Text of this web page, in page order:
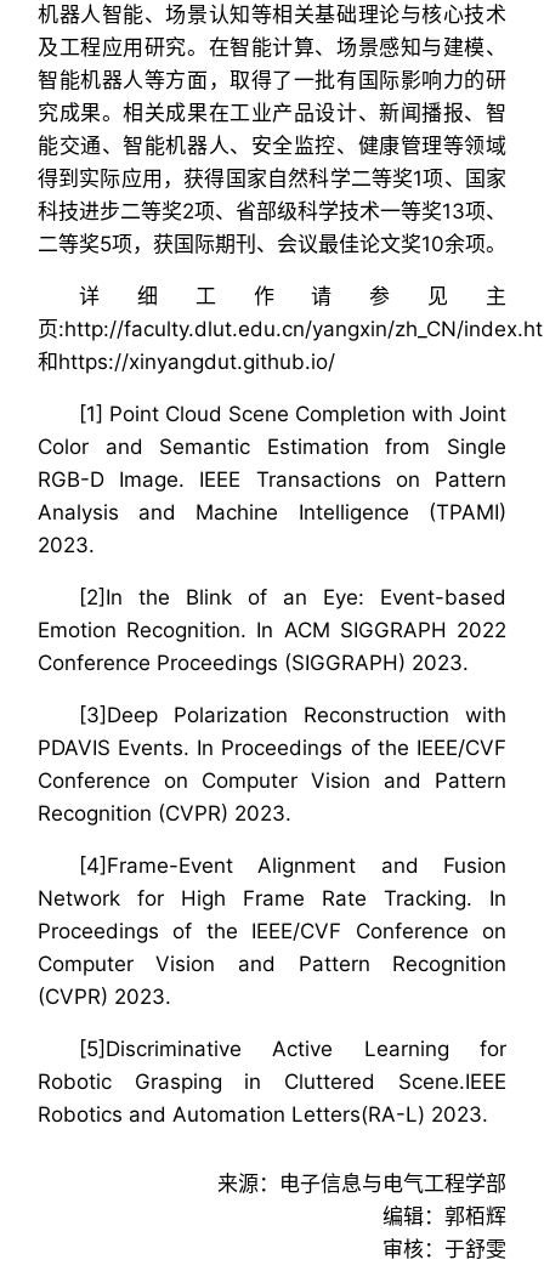
机器人智能、场景认知等相关基础理论与核心技术
及工程应用研究。在智能计算、场景感知与建模、
智能机器人等方面，取得了一批有国际影响力的研
究成果。相关成果在工业产品设计、新闻播报、智
能交通、智能机器人、安全监控、健康管理等领域
得到实际应用，获得国家自然科学二等奖1项、国家
科技进步二等奖2项、省部级科学技术一等奖13项、
二等奖5项，获国际期刊、会议最佳论文奖10余项。
详细工作请参见主
页:http://faculty.dlut.edu.cn/yangxin/zh_CN/
和https://xinyangdut.github.io/
[1] Point Cloud Scene Completion with Joint
Color and Semantic Estimation from Single
RGB-D Image. IEEE Transactions on Pattern
Analysis and Machine Intelligence (TPAMI)
2023.
[2]In the Blink of an Eye: Event-based
Emotion Recognition. In ACM SIGGRAPH 2022
Conference Proceedings (SIGGRAPH) 2023.
[3]Deep Polarization Reconstruction with
PDAVIS Events. In Proceedings of the IEEE/CVF
Conference on Computer Vision and Pattern
Recognition (CVPR) 2023.
[4]Frame-Event Alignment and Fusion
Network for High Frame Rate Tracking. In
Proceedings of the IEEE/CVF Conference on
Computer Vision and Pattern Recognition
(CVPR) 2023.
[5]Discriminative Active Learning for
Robotic Grasping in Cluttered Scene.IEEE
Robotics and Automation Letters(RA-L) 2023.
来源：电子信息与电气工程学部
编辑：郭栢辉
审核：于舒雯